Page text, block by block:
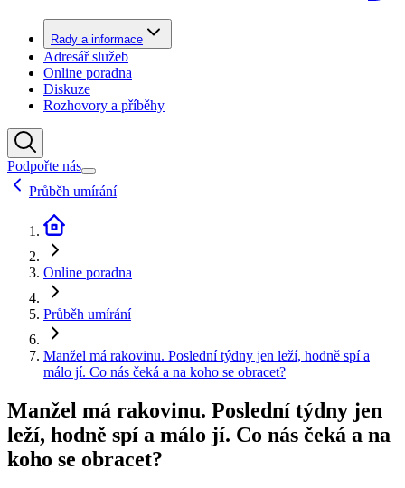
Rady a informace
Adresář služeb
Online poradna
Diskuze
Rozhovory a příběhy
Podpořte nás
Průběh umírání
Online poradna
Průběh umírání
Manžel má rakovinu. Poslední týdny jen leží, hodně spí a
málo jí. Co nás čeká a na koho se obracet?
Manžel má rakovinu. Poslední týdny jen
leží, hodně spí a málo jí. Co nás čeká a na
koho se obracet?